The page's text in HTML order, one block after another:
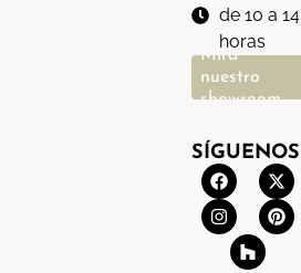
de 10 a 14
horas
Mira
nuestro
showroom
SÍGUENOS